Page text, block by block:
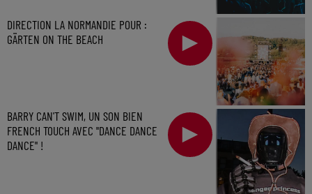
DIRECTION LA NORMANDIE POUR :
GÄRTEN ON THE BEACH
BARRY CAN'T SWIM, UN SON BIEN
FRENCH TOUCH AVEC "DANCE DANCE
DANCE" !